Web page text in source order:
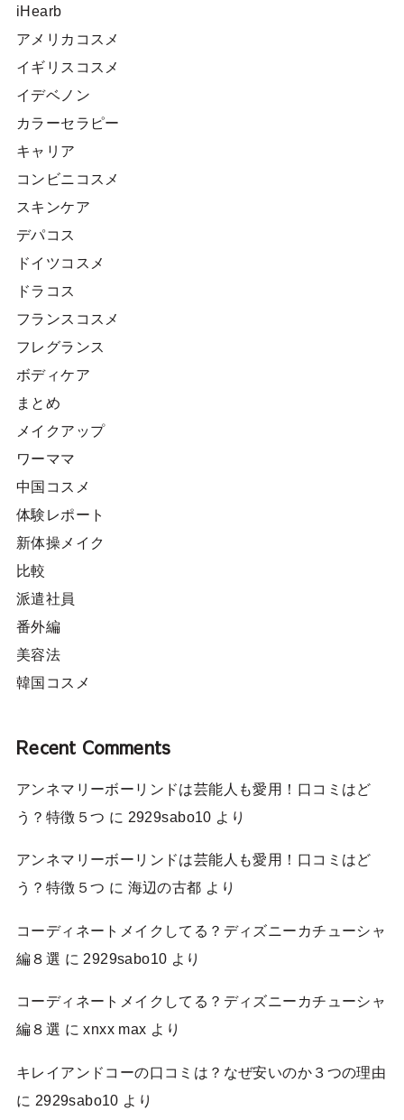
iHearb
アメリカコスメ
イギリスコスメ
イデベノン
カラーセラピー
キャリア
コンビニコスメ
スキンケア
デパコス
ドイツコスメ
ドラコス
フランスコスメ
フレグランス
ボディケア
まとめ
メイクアップ
ワーママ
中国コスメ
体験レポート
新体操メイク
比較
派遣社員
番外編
美容法
韓国コスメ
Recent Comments
アンネマリーボーリンドは芸能人も愛用！口コミはど
う？特徴５つ に 2929sabo10 より
アンネマリーボーリンドは芸能人も愛用！口コミはど
う？特徴５つ に 海辺の古都 より
コーディネートメイクしてる？ディズニーカチューシャ
編８選 に 2929sabo10 より
コーディネートメイクしてる？ディズニーカチューシャ
編８選 にxnxx max より
キレイアンドコーの口コミは？なぜ安いのか３つの理由
に 2929sabo10 より